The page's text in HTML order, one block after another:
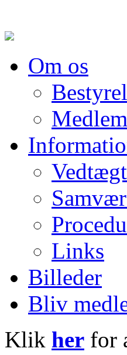
Om os
Links
Billeder
Bliv
Klik her for